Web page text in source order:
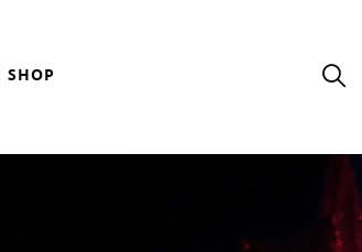
SHOP